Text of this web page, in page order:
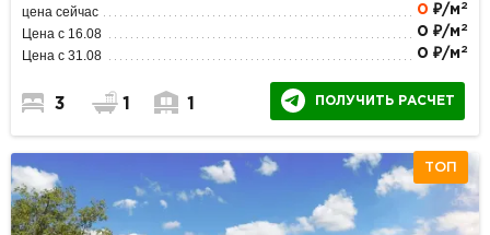
цена сейчас 0 ₽/м 2
Цена с 16.08 0 ₽/м 2
Цена с 31.08 0 ₽/м 2
3 1 1 ПОЛУЧИТЬ РАСЧЕТ
ТОП